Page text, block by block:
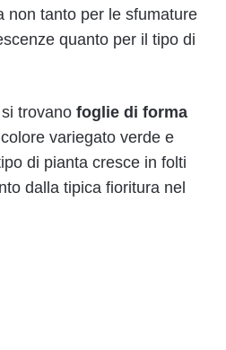
non tanto per le sfumature
quanto per il tipo di
trovano foglie di forma
variegato verde e
di pianta cresce in folti
dalla tipica fioritura nel